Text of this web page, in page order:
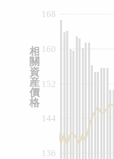
160
136
144
152
168
相
關
資
産
價
格
牛熊證文件及公告
牛熊證文件及公告 (瑞信)
收市競價變化